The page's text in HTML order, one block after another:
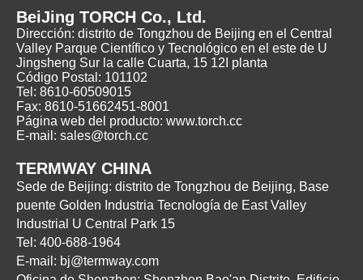
BeiJing TORCH Co., Ltd.
Dirección: distrito de Tongzhou de Beijing en el Central
Valley Parque Científico y Tecnológico en el este de U
Jingsheng Sur la calle Cuarta, 15 12I planta
Código Postal: 101102
Tel: 8610-60509015
Fax: 8610-51662451-8001
Página web del producto: www.torch.cc
E-mail: sales@torch.cc
TERMWAY CHINA
Sede de Beijing: distrito de Tongzhou de Beijing, Base
puente Golden Industria Tecnología de East Valley
Industrial U Central Park 15
Tel: 400-688-1964
E-mail: bj@termway.com